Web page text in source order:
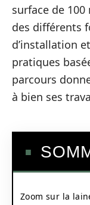
surface de
des différents
d’installation
pratiques
parcours
à bien ses
Zoom sur la